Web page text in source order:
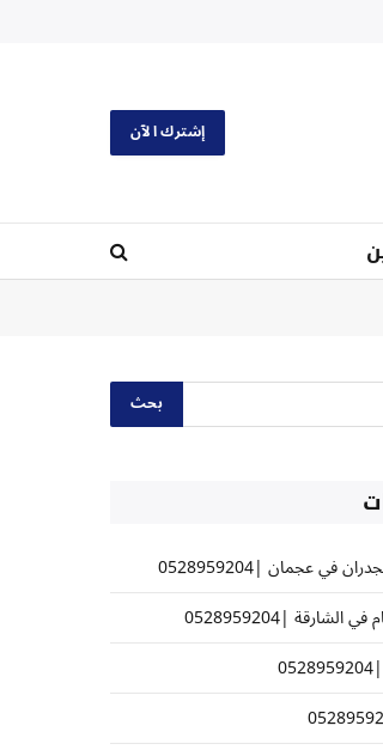
إشترك الآن
عجمان |0528959204
|0528959204